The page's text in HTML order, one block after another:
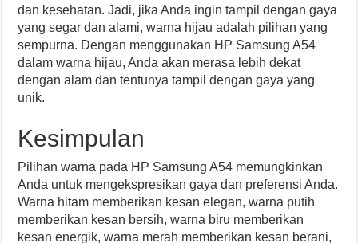
dan kesehatan. Jadi, jika Anda ingin tampil dengan gaya
yang segar dan alami, warna hijau adalah pilihan yang
sempurna. Dengan menggunakan HP Samsung A54
dalam warna hijau, Anda akan merasa lebih dekat
dengan alam dan tentunya tampil dengan gaya yang
unik.
Kesimpulan
Pilihan warna pada HP Samsung A54 memungkinkan
Anda untuk mengekspresikan gaya dan preferensi Anda.
Warna hitam memberikan kesan elegan, warna putih
memberikan kesan bersih, warna biru memberikan
kesan energik, warna merah memberikan kesan berani,